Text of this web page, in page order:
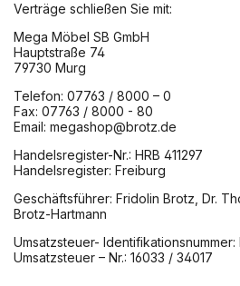
Verträge schließen Sie mit:
Mega Möbel SB GmbH
Hauptstraße 74
79730 Murg
Telefon: 07763 / 8000 – 0
Fax: 07763 / 8000 - 80
Email: megashop@brotz.de
Handelsregister-Nr.: HRB 411297
Handelsregister: Freiburg
Geschäftsführer: Fridolin Brotz, Dr.
Brotz-Hartmann
Umsatzsteuer- Identifikationsnummer:
Umsatzsteuer – Nr.: 16033 / 34017